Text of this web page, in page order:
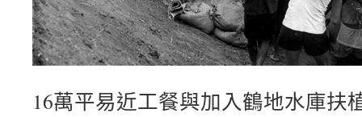
16萬平易近工餐與加入鶴地水庫扶